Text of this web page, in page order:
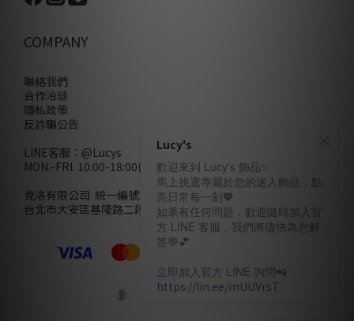
COMPANY
聯絡我們
合作洽談
隱私政策
反詐騙公告
LINE客服： @Lucys
MON.-FRI. 10:00-18:00(不含例假日)
克洛有限公司 統一編號28858320
台北市大安區基隆路二段110號10樓
Lucy's
歡迎來到 Lucy's 飾品✨
馬上挑選專屬於您的迷人飾品，點
亮日常每一刻💖
如果有任何問題，歡迎隨時加入官
方 LINE 客服，我們將儘快為您解
答💬💕
立即加入官方 LINE 詢問📲
https://lin.ee/mUUVrsT